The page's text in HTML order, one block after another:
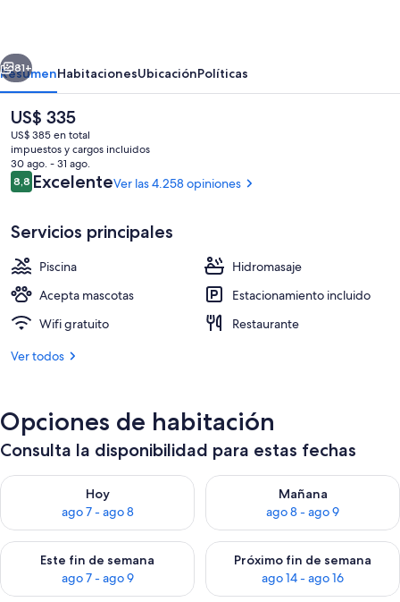
Áreas de la propiedad
Siguiente
81+
ResumenHabitacionesUbicaciónPolíticas
El
precio
actual
es
de
US$ 335
US$ 335
US$ 385 en total
impuestos y cargos incluidos
30 ago. - 31 ago.
Opiniones
8,88,8 de 10
ExcelenteVer las 4.258 opiniones
Servicios principales
Piscina
Hidromasaje
Acepta mascotas
Estacionamiento incluido
Wifi gratuito
Restaurante
Ver todos
Opciones de habitación
Consulta la disponibilidad para estas fechas
Hoy
ago 7 - ago 8
Consulta la disponibilidad para hoy ago 7 - ago 8
Mañana
ago 8 - ago 9
Consulta la disponibilidad
Este fin de semana
ago 7 - ago 9
Consulta la disponibilidad para este fin de semana ago 7 -
Próximo fin de semana
ago 14 - ago 16
Consulta la disponibilidad